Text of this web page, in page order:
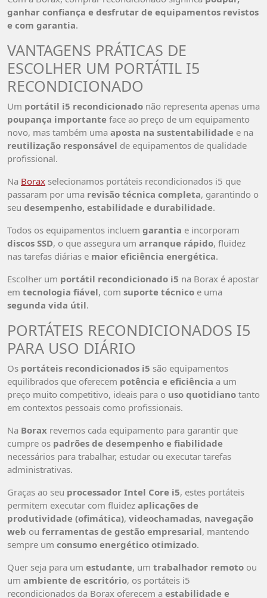
ganhar confiança e desfrutar de equipamentos revistos
e com garantia.
VANTAGENS PRÁTICAS DE
ESCOLHER UM PORTÁTIL I5
RECONDICIONADO
Um portátil i5 recondicionado não representa apenas uma
poupança importante face ao preço de um equipamento
novo, mas também uma aposta na sustentabilidade e na
reutilização responsável de equipamentos de qualidade
profissional.
Na Borax selecionamos portáteis recondicionados i5 que
passaram por uma revisão técnica completa, garantindo o
seu desempenho, estabilidade e durabilidade.
Todos os equipamentos incluem garantia e incorporam
discos SSD, o que assegura um arranque rápido, fluidez
nas tarefas diárias e maior eficiência energética.
Escolher um portátil recondicionado i5 na Borax é apostar
em tecnologia fiável, com suporte técnico e uma
segunda vida útil.
PORTÁTEIS RECONDICIONADOS I5
PARA USO DIÁRIO
Os portáteis recondicionados i5 são equipamentos
equilibrados que oferecem potência e eficiência a um
preço muito competitivo, ideais para o uso quotidiano tanto
em contextos pessoais como profissionais.
Na Borax revemos cada equipamento para garantir que
cumpre os padrões de desempenho e fiabilidade
necessários para trabalhar, estudar ou executar tarefas
administrativas.
Graças ao seu processador Intel Core i5, estes portáteis
permitem executar com fluidez aplicações de
produtividade (ofimática), videochamadas, navegação
web ou ferramentas de gestão empresarial, mantendo
sempre um consumo energético otimizado.
Quer seja para um estudante, um trabalhador remoto ou
um ambiente de escritório, os portáteis i5
recondicionados da Borax oferecem a estabilidade e